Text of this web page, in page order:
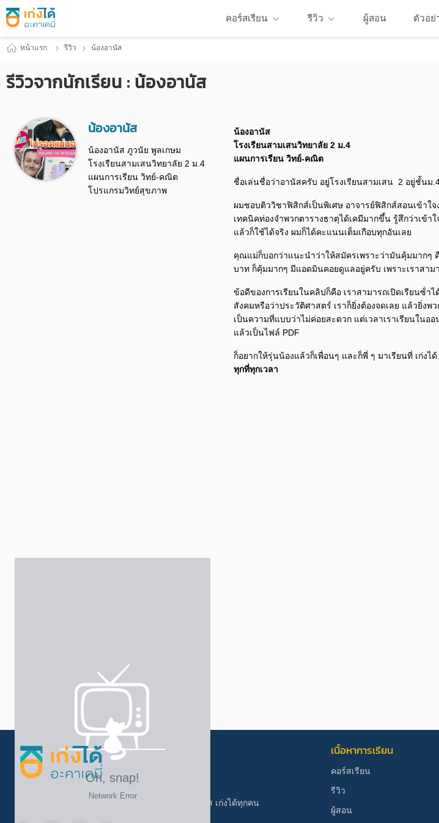
คอร์สเรียน รีวิว ผู้สอน ตัวอย่
หน้าแรก รีวิว น้องอานัส
รีวิวจากนักเรียน : น้องอานัส
น้องอานัส
น้องอานัส ภูวนัย พูลเกษม
โรงเรียนสามเสนวิทยาลัย 2 ม.4
แผนการเรียน วิทย์-คณิต
โปรแกรมวิทย์สุขภาพ
น้องอานัส
โรงเรียนสามเสนวิทยาลัย 2 ม.4
แผนการเรียน วิทย์-คณิต
ชื่อเล่นชื่อว่าอานัสครับ อยู่โรงเรียนสามเสน 2 อยู่ชั้น
ผมชอบติววิชาฟิสิกส์เป็นพิเศษ อาจารย์ฟิสิกส์สอนเข้าใ
เทคนิคท่องจําพวกตารางธาตุได้เคมีมากขึ้น รู้สึกว่าเข้
แล้วก็ใช้ได้จริง ผมก็ได้คะแนนเต็มเกือบทุกอันเลย
คุณแม่ก็บอกว่าแนะนําว่าให้สมัครเพราะว่ามันคุ้มมากๆ
บาท ก็คุ้มมากๆ มีแอดมินคอยดูแลอยู่ครับ เพราะเราสา
ข้อดีของการเรียนในคลิปก็คือ เราสามารถเปิดเรียนซ้ํา
สังคมหรือว่าประวัติศาสตร์ เราก็ยิ่งต้องจดเลย แล้วยิ่ง
เป็นความที่แบบว่าไม่ค่อยสะดวก แต่เวลาเราเรียนในอ
แล้วเป็นไฟล์ PDF
ก็อยากให้รุ่นน้องแล้วก็เพื่อนๆ และก็พี่ ๆ มาเรียนที่ เก่งไ
ทุกที่ทุกเวลา
เรียนที่ เก่งได้ อะคาเดมี่ ราคาเข้าถึงง่าย ครบทุกคอร์ส เก่งได้ทุกคน
เนื้อหาการเรียน
คอร์สเรียน
รีวิว
ผู้สอน